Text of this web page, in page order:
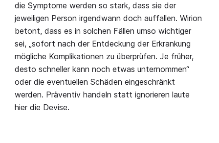
die Symptome werden so stark, dass sie der
jeweiligen Person irgendwann doch auffallen. Wirion
betont, dass es in solchen Fällen umso wichtiger
sei, „sofort nach der Entdeckung der Erkrankung
mögliche Komplikationen zu überprüfen. Je früher,
desto schneller kann noch etwas unternommen“
oder die eventuellen Schäden eingeschränkt
werden. Präventiv handeln statt ignorieren laute
hier die Devise.